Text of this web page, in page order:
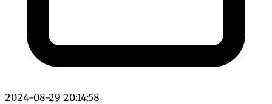
2024-08-29 20:14:58